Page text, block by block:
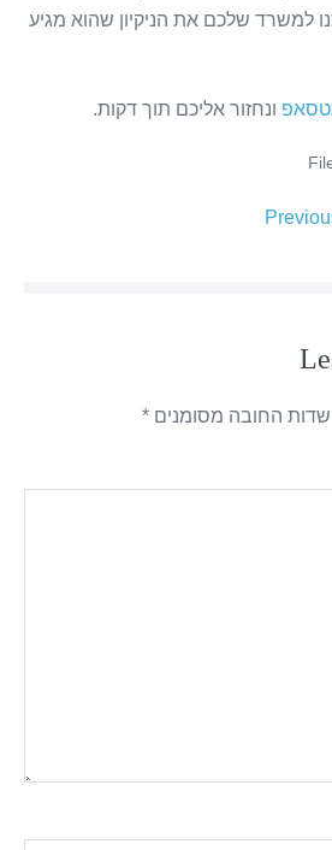
למשרד שלכם את הניקיון שהוא מגיע
ונחזור אליכם תוך דקות.
שדות החובה מסומנים *